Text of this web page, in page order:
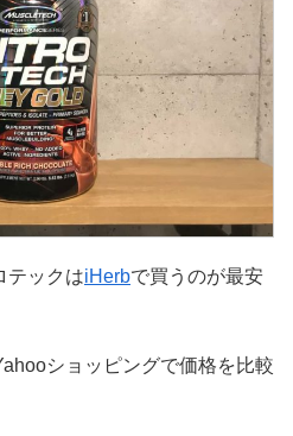
テックはiHerbで買うのが最安
ショッピングで価格を比較